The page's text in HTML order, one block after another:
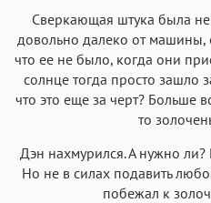
Сверкающая штука была
довольно далеко от машины,
что ее не было, когда они
солнце тогда просто зашло
что это еще за черт? Больше
то
Дэн нахмурился. А нужно
Но не в силах подавить
побежал к